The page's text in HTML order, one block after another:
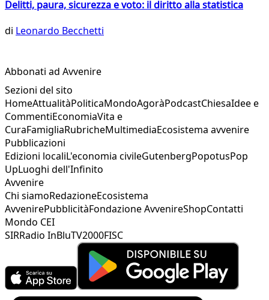
Delitti, paura, sicurezza e voto: il diritto alla statistica
di Leonardo Becchetti
Abbonati ad Avvenire
Sezioni del sito
HomeAttualitàPoliticaMondoAgoràPodcastChiesaIdee e
CommentiEconomiaVita e
CuraFamigliaRubricheMultimediaEcosistema avvenire
Pubblicazioni
Edizioni localiL'economia civileGutenbergPopotusPop
UpLuoghi dell'Infinito
Avvenire
Chi siamoRedazioneEcosistema
AvvenirePubblicitàFondazione AvvenireShopContatti
Mondo CEI
SIRRadio InBluTV2000FISC